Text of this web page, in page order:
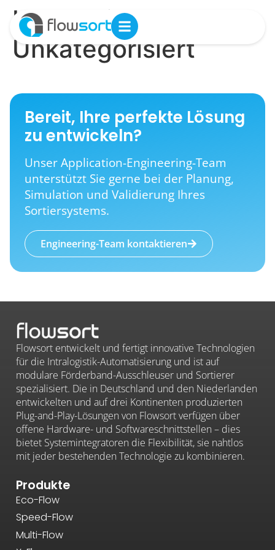
Kategorie:
Unkategorisiert
Bereit, Ihre perfekte Lösung
zu entwickeln?
Unser Application-Engineering-Team
unterstützt Sie gerne bei der Planung,
Simulation und Validierung Ihres
Sortiersystems.
Engineering-Team kontaktieren
Flowsort entwickelt und fertigt innovative Technologien
für die Intralogistik-Automatisierung und ist auf
modulare Förderband-Ausschleuser und Sortierer
spezialisiert. Die in Deutschland und den Niederlanden
entwickelten und auf drei Kontinenten produzierten
Plug-and-Play-Lösungen von Flowsort verfügen über
offene Hardware- und Softwareschnittstellen – dies
bietet Systemintegratoren die Flexibilität, sie nahtlos
mit jeder bestehenden Technologie zu kombinieren.
Produkte
Eco-Flow
Speed-Flow
Multi-Flow